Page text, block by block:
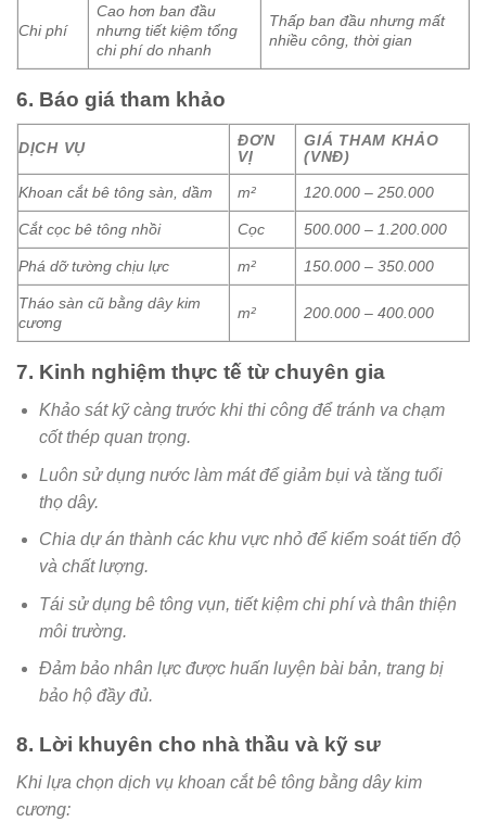
Chi phí
Cao hơn ban đầu
nhưng tiết kiệm tổng
chi phí do nhanh
Thấp ban đầu nhưng mất
nhiều công, thời gian
6. Báo giá tham khảo
DỊCH VỤ
ĐƠN
VỊ
GIÁ THAM KHẢO
(VNĐ)
Khoan cắt bê tông sàn, dầm m² 120.000 – 250.000
Cắt cọc bê tông nhồi Cọc 500.000 – 1.200.000
Phá dỡ tường chịu lực m² 150.000 – 350.000
Tháo sàn cũ bằng dây kim
cương
m² 200.000 – 400.000
7. Kinh nghiệm thực tế từ chuyên gia
Khảo sát kỹ càng trước khi thi công để tránh va chạm
cốt thép quan trọng.
Luôn sử dụng nước làm mát để giảm bụi và tăng tuổi
thọ dây.
Chia dự án thành các khu vực nhỏ để kiểm soát tiến độ
và chất lượng.
Tái sử dụng bê tông vụn, tiết kiệm chi phí và thân thiện
môi trường.
Đảm bảo nhân lực được huấn luyện bài bản, trang bị
bảo hộ đầy đủ.
8. Lời khuyên cho nhà thầu và kỹ sư
Khi lựa chọn dịch vụ khoan cắt bê tông bằng dây kim
cương: